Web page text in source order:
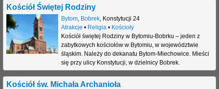
Kościół Świętej Rodziny
Bytom, Bobrek, Konstytucji 24
Atrakcje • Religia • Kościoły
Kościół świętej Rodziny w Bytomiu-Bobrku – jeden z
zabytkowych kościołów w Bytomiu, w województwie
śląskim. Należy do dekanatu Bytom-Miechowice. Mieści
się przy ulicy Konstytucji, w dzielnicy Bobrek.
Kościół św. Michała Archanioła